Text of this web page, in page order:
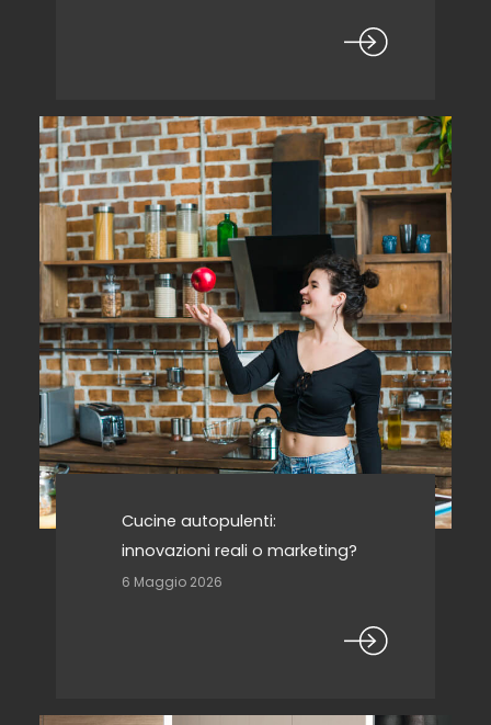
Cucine autopulenti:
innovazioni reali o marketing?
6 Maggio 2026